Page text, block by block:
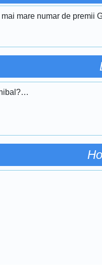
mare numar de premii